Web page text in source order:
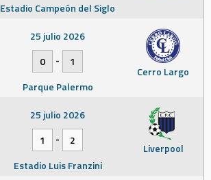
Estadio Campeón del Siglo
Cerro Largo
25 julio 2026
0
-
1
Parque Palermo
Liverpool
25 julio 2026
1
-
2
Estadio Luis Franzini